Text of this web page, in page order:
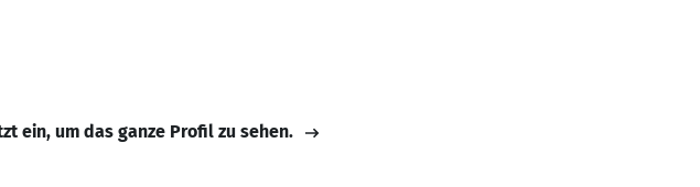
ein, um das ganze Profil zu sehen.